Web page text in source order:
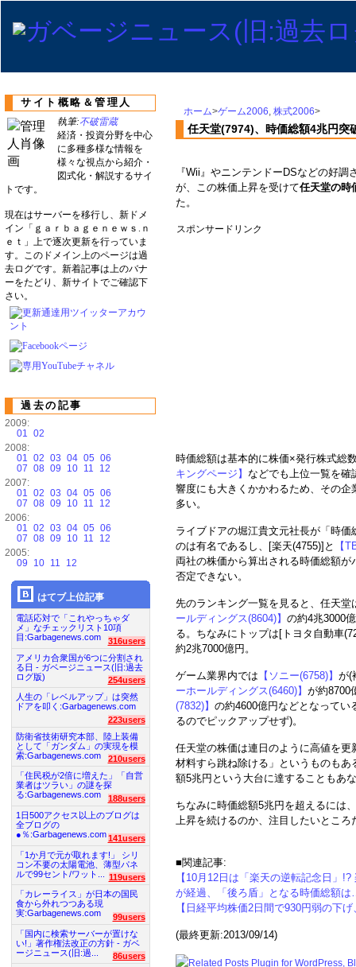
ホーム>ゲーム2006, 株式2006>
任天堂(7974)、時価総額4兆円突
『Wii』やニンテンドーDSなどの好
が、この株価上昇を受けて任天堂の時
た。
スポンサードリンク
時価総額は基本的に株価×発行株式総
キングページ】 などでも上位一覧を確
響度にも大きくかかわるため、その
多い。
ライブドアの堀江貴文元社長が「時
のは有名であるし、[楽天(4755)]と
【
両社の株価から算出される時価総額
否定できない。
先のランキング一覧を見ると、任天
ールディングス(8604)】 の約4兆3000
る。ちなみにトップは[トヨタ自動車
約2兆7000億円。
ゲーム業界内では 【ソニー(6758)】 が(
ーホールディングス(6460)】 が約8700
(7832)】 の約4600億円などとなって
るのでピックアップせず)。
任天堂の株価は連日のように高値を
材料すら跳ね除ける」というものも
額5兆円という大台に達することもあ
ちなみに時価総額5兆円を超えるには
上昇を続けるのか、注目したいところ
■関連記事:
【10月12日は「楽天の逆転記念日」
が経過、「後ろ盾」となる時価総額
【日経平均株価2日間で930円弱の下
(最終更新:2013/09/14)
サイト概略＆管理人
執筆:不破雷蔵
経済・投資分野を中心
に多種多様な情報を
様々な視点から紹介・
図式化・解説するサイ
トです。
現在はサーバーを移行し、新ドメ
イン「ｇａｒｂａｇｅｎｅｗｓ.ｎ
ｅｔ」上で逐次更新を行っていま
す。このドメイン上のページは過
去ログです。新着記事は上のバナ
ーをたどり、新サイトでご確認下
さい。
過去の記事
2009:
01 02
2008:
01 02 03 04 05 06
07 08 09 10 11
12
2007:
01 02 03 04 05 06
07 08 09 10 11
12
2006:
01 02 03 04 05 06
07 08 09 10 11
12
2005:
09
10 11 12
はてブ上位記事
電話応対で「これやっちゃダ
メ」なチェックリスト10項
目:Garbagenews.com
316users
アメリカ合衆国が6つに分割され
る日 - ガベージニュース(旧:過去
ログ版)
254users
人生の「レベルアップ」は突然
ドアを叩く:Garbagenews.com
223users
防衛省技術研究本部、陸上装備
として「ガンダム」の実現を模
索:Garbagenews.com
210users
「住民税が2倍に増えた」「自営
業者はツラい」の謎を探
る:Garbagenews.com
188users
1日500アクセス以上のブログは
全ブログの
●％:Garbagenews.com 141users
「1か月で元が取れます!」 シリ
コン不要の太陽電池、薄型パネ
ルで99セント/ワット...
119users
「カレーライス」が日本の国民
食から外れつつある現
実:Garbagenews.com
99users
「国内に検索サーバーが置けな
い!」著作権法改正の方針 - ガベ
ージニュース(旧:過...
86users